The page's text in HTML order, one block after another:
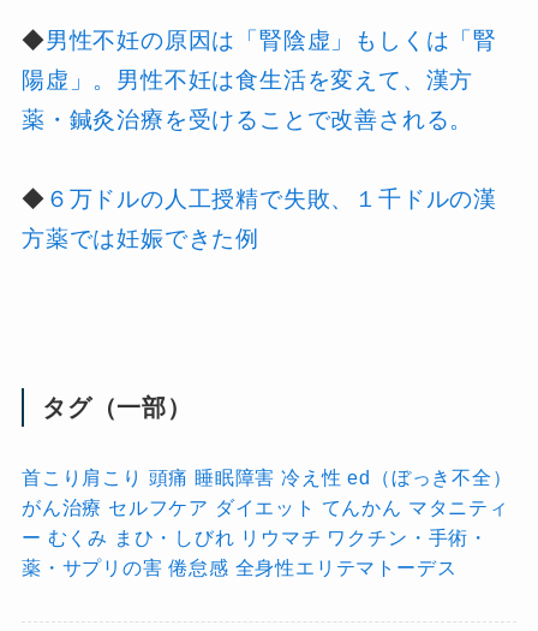
◆男性不妊の原因は「腎陰虚」もしくは「腎
陽虚」。男性不妊は食生活を変えて、漢方
薬・鍼灸治療を受けることで改善される。
◆ ６万ドルの人工授精で失敗、１千ドルの漢
方薬では妊娠できた例
タグ（一部）
首こり肩こり 頭痛 睡眠障害 冷え性 ed（ぼっき不全）
がん治療 セルフケア ダイエット てんかん マタニティ
ー むくみ まひ・しびれ リウマチ ワクチン・手術・
薬・サプリの害 倦怠感 全身性エリテマトーデス